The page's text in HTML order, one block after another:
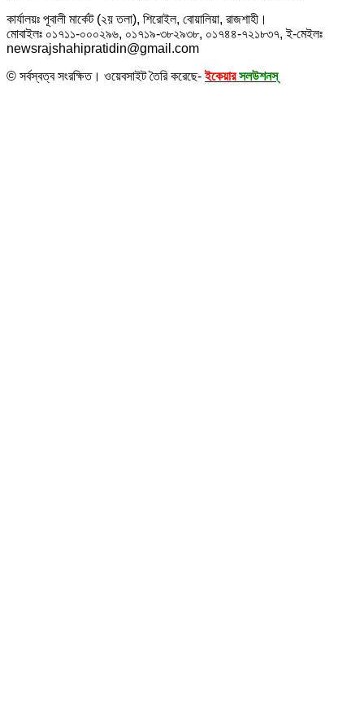
কার্যালয়ঃ পূবালী মার্কেট (২য় তলা), শিরোইল, বোয়ালিয়া, রাজশাহী।
মোবাইলঃ ০১৭১১-০০০২৯৬, ০১৭১৯-৩৮২৯৩৮, ০১৭৪৪-৭২১৮৩৭, ই-মেইলঃ
newsrajshahipratidin@gmail.com
© সর্বস্বত্ব সংরক্ষিত। ওয়েবসাইট তৈরি করেছে-ইকেয়ার সলউশনস্